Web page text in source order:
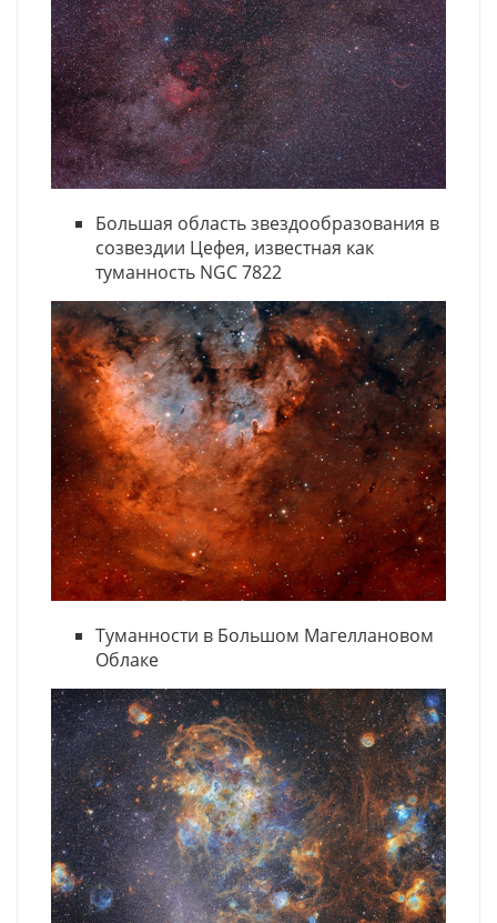
Большая область звездообразования в
созвездии Цефея, известная как
туманность NGC 7822
Туманности в Большом Магеллановом
Облаке